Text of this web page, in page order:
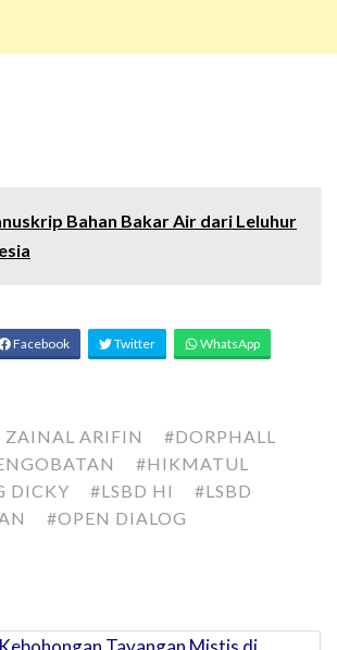
Bahan Bakar Air dari Leluhur
Facebook Twitter WhatsApp
ZAINAL ARIFIN
#DORPHALL
#HIKMATUL
DICKY #LSBD HI
#LSBD
#OPEN DIALOG